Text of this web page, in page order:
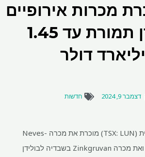
אירופיים
לבולידן תמורת עד 1.45
דולר
חדשות
Lundin Mining הקנדית (TSX: LUN) מוכרת את מכרה Neves-
Corvo שלה בפורטוגל ואת מכרה Zinkgruvan בשבדיה לבולידן